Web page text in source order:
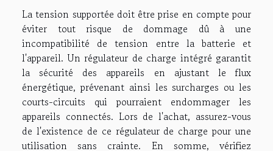
La tension supportée doit être prise en compte pour
éviter tout risque de dommage dû à une
incompatibilité de tension entre la batterie et
l'appareil. Un régulateur de charge intégré garantit
la sécurité des appareils en ajustant le flux
énergétique, prévenant ainsi les surcharges ou les
courts-circuits qui pourraient endommager les
appareils connectés. Lors de l'achat, assurez-vous
de l'existence de ce régulateur de charge pour une
utilisation sans crainte. En somme, vérifiez